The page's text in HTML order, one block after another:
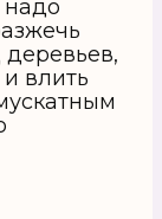
надо
деревьев,
влить